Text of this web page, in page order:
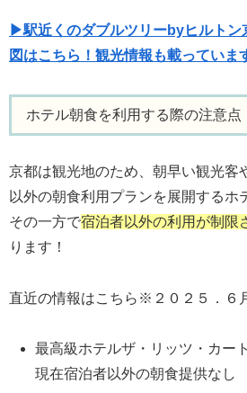
▶駅近くのダブルツリーbyヒルトン
図はこちら！観光情報も載っていま
ホテル朝食を利用する際の注意点
京都は観光地のため、朝早い観光客
以外の朝食利用プランを展開するホ
その一方で宿泊者以外の利用が制限
ります！
直近の情報はこちら※２０２５．６
最高級ホテルザ・リッツ・カー
現在宿泊者以外の朝食提供なし